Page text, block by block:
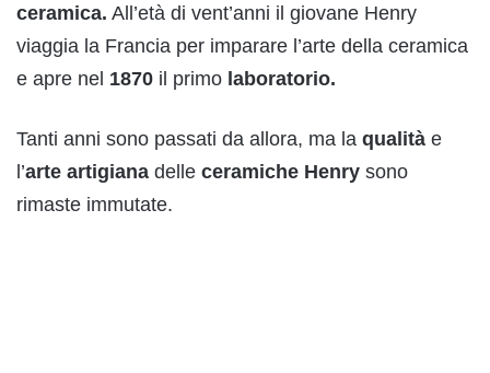
ceramica. All’età di vent’anni il giovane Henry
viaggia la Francia per imparare l’arte della ceramica
e apre nel 1870 il primo laboratorio.
Tanti anni sono passati da allora, ma la qualità e
l’arte artigiana delle ceramiche Henry sono
rimaste immutate.